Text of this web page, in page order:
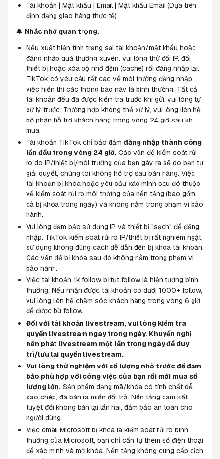
Tài khoản | Mật khẩu | Email | Mật khẩu Email (Dựa trên
định dạng giao hàng thực tế)
🔔 Nhắc nhở quan trọng:
Nếu xuất hiện tình trạng sai tài khoản/mật khẩu hoặc
đăng nhập quá thường xuyên, vui lòng thử đổi IP, đổi
thiết bị hoặc xóa bộ nhớ đệm (cache) rồi đăng nhập lại.
TikTok có yêu cầu rất cao về môi trường đăng nhập,
việc hiển thị các thông báo này là bình thường. Tất cả
tài khoản đều đã được kiểm tra trước khi gửi, vui lòng tự
xử lý trước. Trường hợp không thể xử lý, vui lòng liên hệ
bộ phận hỗ trợ khách hàng trong vòng 24 giờ sau khi
mua.
Tài khoản TikTok chỉ bảo đảm đăng nhập thành công
lần đầu trong vòng 24 giờ. Các vấn đề kiểm soát rủi
ro do IP/thiết bị/môi trường của bạn gây ra sẽ do bạn tự
giải quyết, chúng tôi không hỗ trợ sau bán hàng. Việc
tài khoản bị khóa hoặc yêu cầu xác minh sau đó thuộc
về kiểm soát rủi ro môi trường của nền tảng (bao gồm
cả bị khóa trong ngày) và không nằm trong phạm vi bảo
hành.
Vui lòng đảm bảo sử dụng IP và thiết bị "sạch" để đăng
nhập. TikTok kiểm soát rủi ro IP/thiết bị rất nghiêm ngặt,
sử dụng không đúng cách dễ dẫn đến bị khóa tài khoản.
Các vấn đề bị khóa sau đó không nằm trong phạm vi
bảo hành.
Việc tài khoản 1k follow bị tụt follow là hiện tượng bình
thường. Nếu nhận được tài khoản có dưới 1000+ follow,
vui lòng liên hệ chăm sóc khách hàng trong vòng 6 giờ
để được bù follow.
Đối với tài khoản livestream, vui lòng kiểm tra
quyền livestream ngay trong ngày. Khuyến nghị
nên phát livestream một lần trong ngày để duy
trì/lưu lại quyền livestream.
Vui lòng thử nghiệm với số lượng nhỏ trước để đảm
bảo phù hợp với công việc của bạn rồi mới mua số
lượng lớn. Sản phẩm dạng mã/khóa có tính chất dễ
sao chép, đã bán ra miễn đổi trả. Nền tảng cam kết
tuyệt đối không bán lại lần hai, đảm bảo an toàn cho
người dùng.
Việc email Microsoft bị khóa là kiểm soát rủi ro bình
thường của Microsoft, bạn chỉ cần tự thêm số điện thoại
để xác minh và mở khóa. Nền tảng không cung cấp dịch